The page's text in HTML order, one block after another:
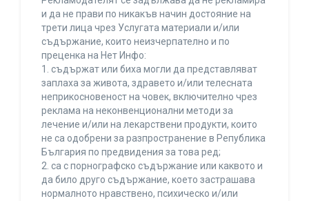
и да не прави по никакъв начин достояние на
трети лица чрез Услугата материали и/или
съдържание, които неизчерпателно и по
преценка на Нет Инфо:
1. съдържат или биха могли да представляват
заплаха за живота, здравето и/или телесната
неприкосновеност на човек, включително чрез
реклама на неконвенционални методи за
лечение и/или на лекарствени продукти, които
не са одобрени за разпространение в Република
България по предвидения за това ред;
2. са с порнографско съдържание или каквото и
да било друго съдържание, което застрашава
нормалното нравствено, психическо и/или